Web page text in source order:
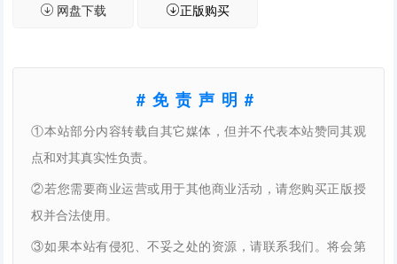
网盘下载 正版购买
#免责声明#
①本站部分内容转载自其它媒体，但并不代表本站赞同其观
点和对其真实性负责。
②若您需要商业运营或用于其他商业活动，请您购买正版授
权并合法使用。
③如果本站有侵犯、不妥之处的资源，请联系我们。将会第